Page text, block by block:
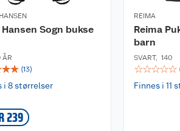
Sogn bukse
ÅR
☆☆ (13)
i 8 størrelser
239
REIMA
Reima
barn
SVART, 140
☆☆☆☆☆
Finnes i 11